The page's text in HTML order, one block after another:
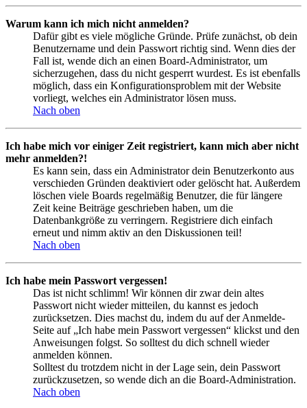
Warum kann ich mich nicht anmelden?
Dafür gibt es viele mögliche Gründe. Prüfe zunächst, ob dein
Benutzername und dein Passwort richtig sind. Wenn dies der
Fall ist, wende dich an einen Board-Administrator, um
sicherzugehen, dass du nicht gesperrt wurdest. Es ist ebenfalls
möglich, dass ein Konfigurationsproblem mit der Website
vorliegt, welches ein Administrator lösen muss.
Nach oben
Ich habe mich vor einiger Zeit registriert, kann mich aber nicht
mehr anmelden?!
Es kann sein, dass ein Administrator dein Benutzerkonto aus
verschieden Gründen deaktiviert oder gelöscht hat. Außerdem
löschen viele Boards regelmäßig Benutzer, die für längere
Zeit keine Beiträge geschrieben haben, um die
Datenbankgröße zu verringern. Registriere dich einfach
erneut und nimm aktiv an den Diskussionen teil!
Nach oben
Ich habe mein Passwort vergessen!
Das ist nicht schlimm! Wir können dir zwar dein altes
Passwort nicht wieder mitteilen, du kannst es jedoch
zurücksetzen. Dies machst du, indem du auf der Anmelde-
Seite auf „Ich habe mein Passwort vergessen“ klickst und den
Anweisungen folgst. So solltest du dich schnell wieder
anmelden können.
Solltest du trotzdem nicht in der Lage sein, dein Passwort
zurückzusetzen, so wende dich an die Board-Administration.
Nach oben